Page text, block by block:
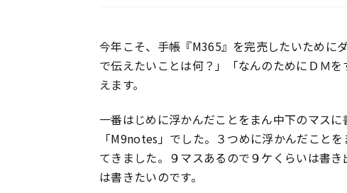
今年こそ、手帳『M365』を完売したいために
で伝えたいことは何？」「なんのためにＤＭ
えます。
一番はじめに浮かんだことをまん中下のマス
「M9notes」でした。３つめに浮かんだこと
てきました。９マスあるので９ケくらいは書
は書きたいのです。